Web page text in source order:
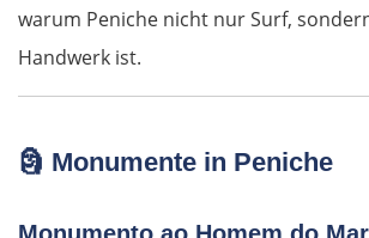
warum Peniche nicht nur Surf,
Handwerk ist.
🗿 Monumente in Peniche
Warschau